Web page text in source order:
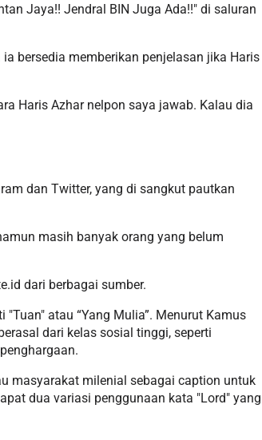
Jaya!! Jendral BIN Juga Ada!!" di saluran
bersedia memberikan penjelasan jika Haris
Haris Azhar nelpon saya jawab. Kalau dia
dan Twitter, yang di sangkut pautkan
masih banyak orang yang belum
dari berbagai sumber.
atau “Yang Mulia”. Menurut Kamus
dari kelas sosial tinggi, seperti
masyarakat milenial sebagai caption untuk
dua variasi penggunaan kata "Lord" yang